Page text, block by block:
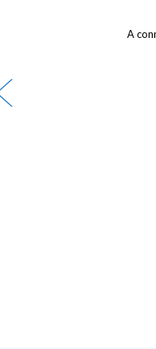
A